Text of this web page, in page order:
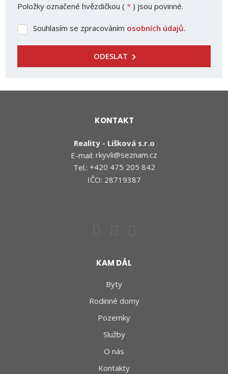
Položky označené hvězdičkou ( * ) jsou povinné.
Souhlasím
Souhlasím se zpracováním osobních údajů.
ODESLAT
KONTAKT
Reality - Lišková s.r.o
E-mail: rkyvli@seznam.cz
Tel.: +420 475 205 842
IČO: 28719387
KAM DÁL
Byty
Rodinné domy
Pozemky
Služby
O nás
Kontakty